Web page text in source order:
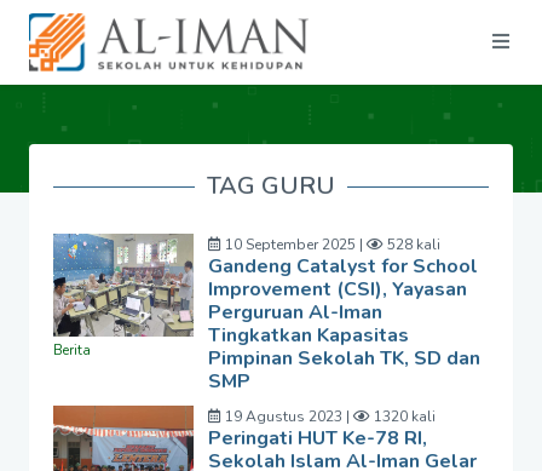
TAG GURU
Berita
10 September 2025 | 528 kali
Gandeng Catalyst for School
Improvement (CSI), Yayasan
Perguruan Al-Iman
Tingkatkan Kapasitas
Pimpinan Sekolah TK, SD dan
SMP
19 Agustus 2023 | 1320 kali
Peringati HUT Ke-78 RI,
Sekolah Islam Al-Iman Gelar